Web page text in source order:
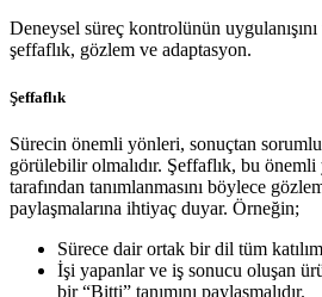
Deneysel süreç kontrolünün
şeffaflık, gözlem ve adaptasyon.
Şeffaflık
Sürecin önemli yönleri, sonuçtan
görülebilir olmalıdır. Şeffaflık, bu
tarafından tanımlanmasını böylece
paylaşmalarına ihtiyaç duyar. Örneğin;
Sürece dair ortak bir dil tüm
İşi yapanlar ve iş sonucu oluşan
bir “Bitti” tanımını paylaşmalıdır.